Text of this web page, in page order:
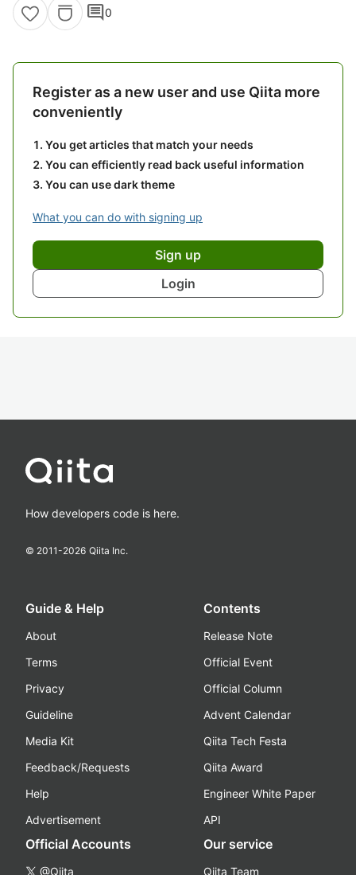
comment0
Register as a new user and use Qiita more
conveniently
You get articles that match your needs
You can efficiently read back useful information
You can use dark theme
What you can do with signing up
Sign up
Login
How developers code is here.
© 2011-2026 Qiita Inc.
Guide & Help
About
Terms
Privacy
Guideline
Media Kit
Feedback/Requests
Help
Advertisement
Contents
Release Note
Official Event
Official Column
Advent Calendar
Qiita Tech Festa
Qiita Award
Engineer White Paper
API
Official Accounts
@Qiita
Our service
Qiita Team